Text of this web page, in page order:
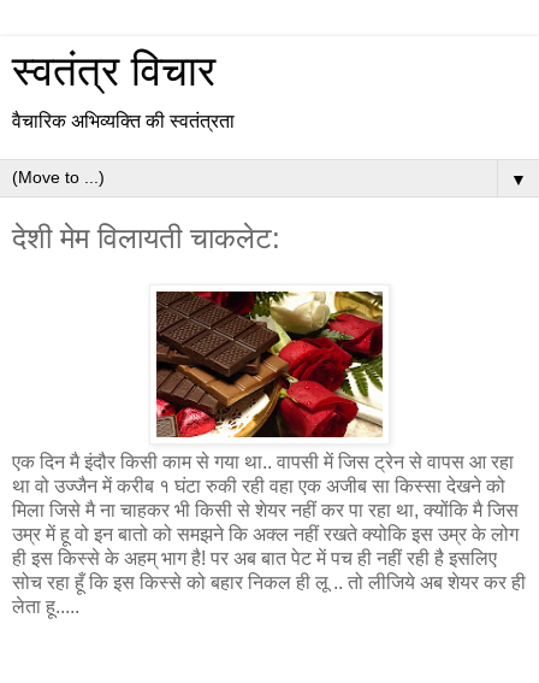
स्वतंत्र विचार
वैचारिक अभिव्यक्ति की स्वतंत्रता
▼
देशी मेम विलायती चाकलेट:
एक दिन मै इंदौर किसी काम से गया था.. वापसी में जिस ट्रेन से वापस आ रहा
था वो उज्जैन में करीब १ घंटा रुकी रही वहा एक अजीब सा किस्सा देखने को
मिला जिसे मै ना चाहकर भी किसी से शेयर नहीं कर पा रहा था, क्योंकि मै जिस
उम्र में हू वो इन बातो को समझने कि अक्ल नहीं रखते क्योकि इस उम्र के लोग
ही इस किस्से के अहम् भाग है! पर अब बात पेट में पच ही नहीं रही है इसलिए
सोच रहा हूँ कि इस किस्से को बहार निकल ही लू .. तो लीजिये अब शेयर कर ही
लेता हू.....